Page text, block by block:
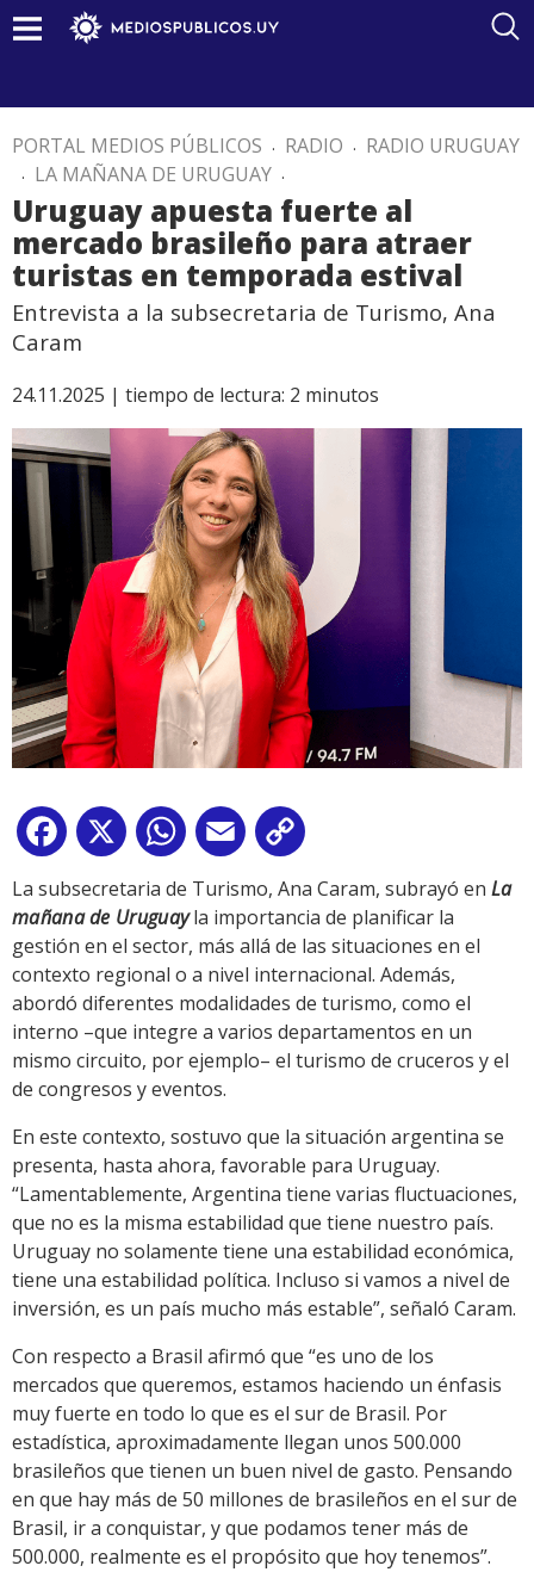
PORTAL MEDIOS PÚBLICOS . RADIO . RADIO URUGUAY
. LA MAÑANA DE URUGUAY .
Uruguay apuesta fuerte al
mercado brasileño para atraer
turistas en temporada estival
Entrevista a la subsecretaria de Turismo, Ana
Caram
24.11.2025 | tiempo de lectura: 2 minutos
Facebook
X WhatsApp
Email
Link
La subsecretaria de Turismo, Ana Caram, subrayó en La
mañana de Uruguayla importancia de planificar la
gestión en el sector, más allá de las situaciones en el
contexto regional o a nivel internacional. Además,
abordó diferentes modalidades de turismo, como el
interno –que integre a varios departamentos en un
mismo circuito, por ejemplo– el turismo de cruceros y el
de congresos y eventos.
En este contexto, sostuvo que la situación argentina se
presenta, hasta ahora, favorable para Uruguay.
“Lamentablemente, Argentina tiene varias fluctuaciones,
que no es la misma estabilidad que tiene nuestro país.
Uruguay no solamente tiene una estabilidad económica,
tiene una estabilidad política. Incluso si vamos a nivel de
inversión, es un país mucho más estable”, señaló Caram.
Con respecto a Brasil afirmó que “es uno de los
mercados que queremos, estamos haciendo un énfasis
muy fuerte en todo lo que es el sur de Brasil. Por
estadística, aproximadamente llegan unos 500.000
brasileños que tienen un buen nivel de gasto. Pensando
en que hay más de 50 millones de brasileños en el sur de
Brasil, ir a conquistar, y que podamos tener más de
500.000, realmente es el propósito que hoy tenemos”.